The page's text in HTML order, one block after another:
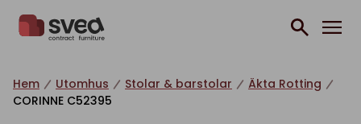
Hem Utomhus Stolar & barstolar
Äkta Rotting
CORINNE C52395